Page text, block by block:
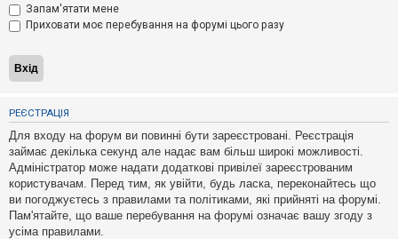
Т
м
и
б
з
в
і
д
п
о
в
і
д
е
й
Запам'ятати мене
Приховати моє перебування на форумі цього разу
РЕЄСТРАЦІЯ
Для входу на форум ви повинні бути зареєстровані. Реєстрація
займає декілька секунд але надає вам більш широкі можливості.
Адміністратор може надати додаткові привілеї зареєстрованим
користувачам. Перед тим, як увійти, будь ласка, переконайтесь що
ви погоджуєтесь з правилами та політиками, які прийняті на форумі.
Пам'ятайте, що ваше перебування на форумі означає вашу згоду з
усіма правилами.